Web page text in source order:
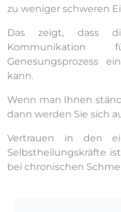
zu weniger schweren
Das zeigt, dass
Genesungsprozess
kann.
Wenn man Ihnen
dann werden Sie sich
Vertrauen in den
Selbstheilungskräfte
bei chronischen